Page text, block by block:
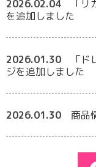
2026.02.04
「
を追加しました
2026.01.30
「
ジを追加しました
2026.01.30 商品